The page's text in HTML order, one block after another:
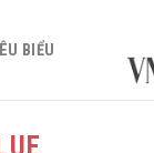
BIỂU